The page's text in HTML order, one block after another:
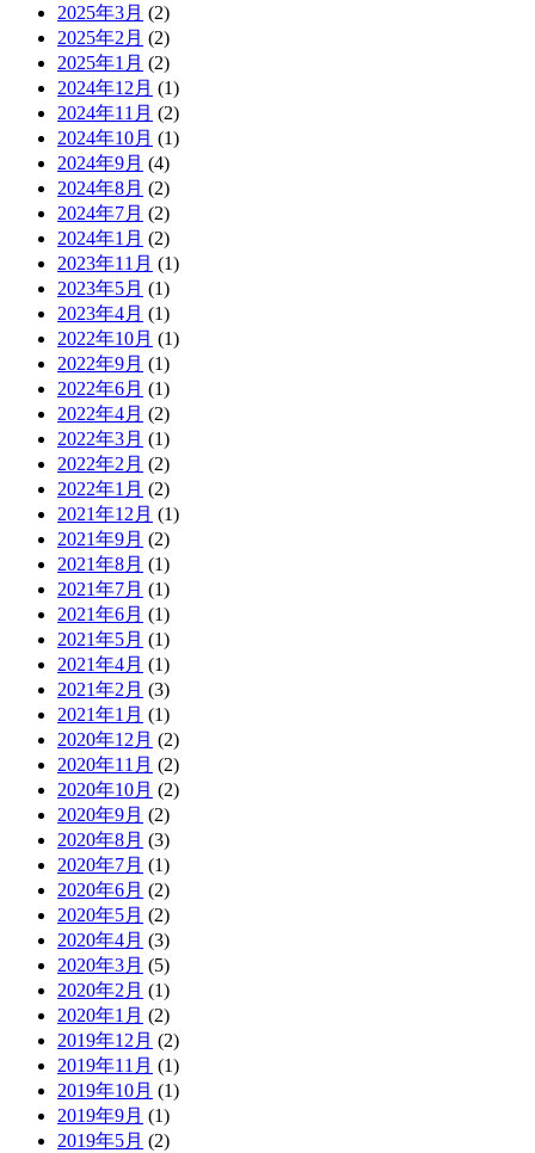
2025年3月 (2)
2025年2月 (2)
2025年1月 (2)
2024年12月 (1)
2024年11月 (2)
2024年10月 (1)
2024年9月 (4)
2024年8月 (2)
2024年7月 (2)
2024年1月 (2)
2023年11月 (1)
2023年5月 (1)
2023年4月 (1)
2022年10月 (1)
2022年9月 (1)
2022年6月 (1)
2022年4月 (2)
2022年3月 (1)
2022年2月 (2)
2022年1月 (2)
2021年12月 (1)
2021年9月 (2)
2021年8月 (1)
2021年7月 (1)
2021年6月 (1)
2021年5月 (1)
2021年4月 (1)
2021年2月 (3)
2021年1月 (1)
2020年12月 (2)
2020年11月 (2)
2020年10月 (2)
2020年9月 (2)
2020年8月 (3)
2020年7月 (1)
2020年6月 (2)
2020年5月 (2)
2020年4月 (3)
2020年3月 (5)
2020年2月 (1)
2020年1月 (2)
2019年12月 (2)
2019年11月 (1)
2019年10月 (1)
2019年9月 (1)
2019年5月 (2)